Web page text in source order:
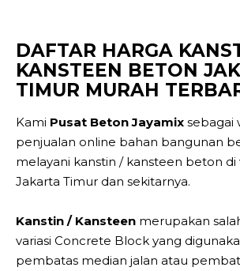
DAFTAR HARGA
KANSTEEN BETON
TIMUR MURAH
Kami Pusat Beton Jayamix sebagai
penjualan online bahan bangunan
melayani kanstin / kansteen beton di
Jakarta Timur dan sekitarnya.
Kanstin / Kansteen merupakan
variasi Concrete Block yang
pembatas median jalan atau